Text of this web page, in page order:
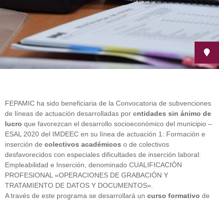
FEPAMIC ha sido beneficiaria de la Convocatoria de subvenciones
de líneas de actuación desarrolladas por entidades sin ánimo de
lucro que favorezcan el desarrollo socioeconómico del municipio –
ESAL 2020 del IMDEEC en su línea de actuación 1: Formación e
inserción de colectivos académicos o de colectivos
desfavorecidos con especiales dificultades de inserción laboral:
Empleabilidad e Inserción, denominado CUALIFICACIÓN
PROFESIONAL «OPERACIONES DE GRABACIÓN Y
TRATAMIENTO DE DATOS Y DOCUMENTOS».
A través de este programa se desarrollará un curso formativo de